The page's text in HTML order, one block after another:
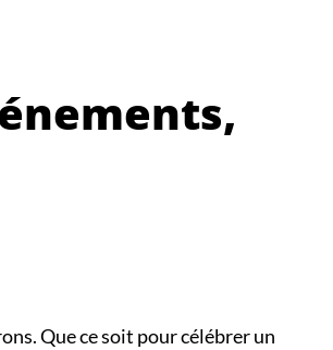
Que ce soit pour célébrer un